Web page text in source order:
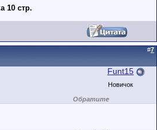
10 стр.
#7
Funt15
Новичок
Обратите
внимание на